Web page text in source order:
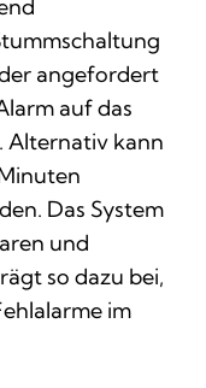
angefordert
auf das
Alternativ kann
Das System
und
so dazu bei,
im